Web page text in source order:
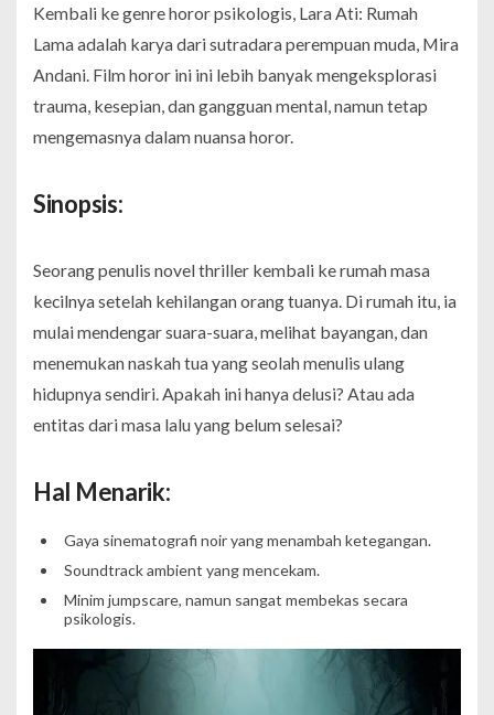
Kembali ke genre horor psikologis, Lara Ati: Rumah
Lamaadalah karya dari sutradara perempuan muda, Mira
Andani. Film horor ini ini lebih banyak mengeksplorasi
trauma, kesepian, dan gangguan mental, namun tetap
mengemasnya dalam nuansa horor.
Sinopsis:
Seorang penulis novel thriller kembali ke rumah masa
kecilnya setelah kehilangan orang tuanya. Di rumah itu, ia
mulai mendengar suara-suara, melihat bayangan, dan
menemukan naskah tua yang seolah menulis ulang
hidupnya sendiri. Apakah ini hanya delusi? Atau ada
entitas dari masa lalu yang belum selesai?
Hal Menarik:
Gaya sinematografi noir yang menambah ketegangan.
Soundtrack ambient yang mencekam.
Minim jumpscare, namun sangat membekas secara
psikologis.